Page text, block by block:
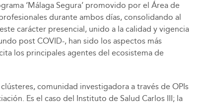
‘Málaga Segura’ promovido por el Área de
durante ambos días, consolidando al
carácter presencial, unido a la calidad y vigencia
post COVID-, han sido los aspectos más
los principales agentes del ecosistema de
comunidad investigadora a través de OPIs
Es el caso del Instituto de Salud Carlos III; la